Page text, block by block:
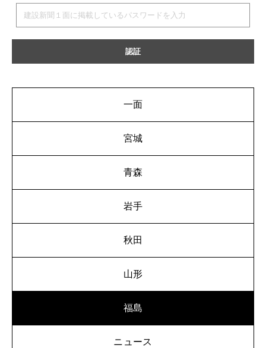
一面
宮城
青森
岩手
秋田
山形
福島
ニュース